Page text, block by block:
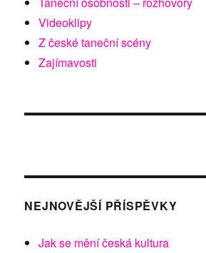
Videoklipy
Z české taneční scény
Zajímavosti
NEJNOVĚJŠÍ PŘÍSPĚVKY
Jak se mění česká kultura